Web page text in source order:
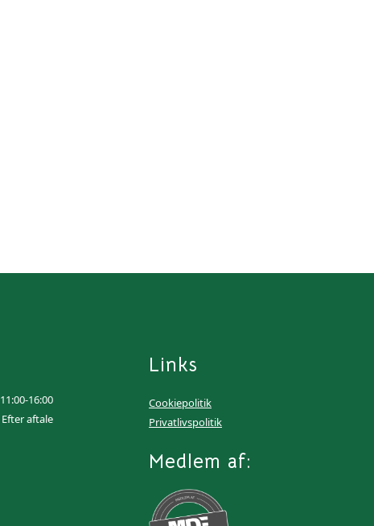
11:00-16:00
Efter aftale
Links
Cookiepolitik
Privatlivspolitik
Medlem af: